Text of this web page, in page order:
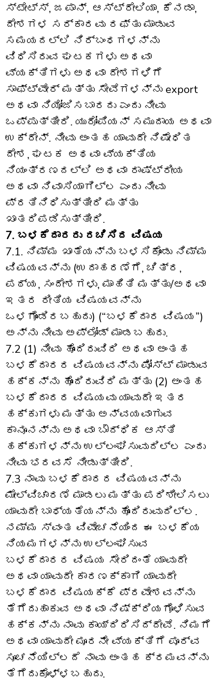
ಸ್ಟೇಟ್ಸ್, ಜಪಾನ್, ಆಸ್ಟ್ರೇಲಿಯಾ, ಕೆನಡಾ,
ದೇಶಗಳ ಸರ್ಕಾರವು ರಫ್ತು ಮಾಡುವ
ಸಮಯದಲ್ಲಿ ನಿರ್ಬಂಧಗಳನ್ನು
ವಿಧಿಸಿರುವ ಘಟಕಗಳು ಅಥವಾ
ವ್ಯಕ್ತಿಗಳು ಅಥವಾ ದೇಶಗಳಿಗೆ
ಸಾಫ್ಟ್‌ವೇರ್ ಮತ್ತು ಸೇವೆಗಳನ್ನು export
ಅಥವಾ ನಿಯೋಜಿಸಬಾರದು ಎಂದು ನೀವು
ಒಪ್ಪುತ್ತೀರಿ. ಯುರೋಪಿಯನ್ ಸಮುದಾಯ ಅಥವಾ
ಉಕ್ರೇನ್. ನೀವು ಅಂತಹ ಯಾವುದೇ ನಿಷೇಧಿತ
ದೇಶ, ಘಟಕ ಅಥವಾ ವ್ಯಕ್ತಿಯ
ನಿಯಂತ್ರಣದಲ್ಲಿ ಅಥವಾ ರಾಷ್ಟ್ರೀಯ
ಅಥವಾ ನಿವಾಸಿಯಾಗಿಲ್ಲ ಎಂದು ನೀವು
ಪ್ರತಿನಿಧಿಸುತ್ತೀರಿ ಮತ್ತು
ಖಾತರಿಪಡಿಸುತ್ತೀರಿ.
7. ಬಳಕೆದಾರರು ರಚಿಸಿದ ವಿಷಯ
7.1. ನಿಮ್ಮ ಖಾತೆಯನ್ನು ಬಳಸಿಕೊಂಡು ನಿಮ್ಮ
ವಿಷಯವನ್ನು (ಉದಾಹರಣೆಗೆ, ಚಿತ್ರ,
ಪಠ್ಯ, ಸಂದೇಶಗಳು, ಮಾಹಿತಿ ಮತ್ತು/ಅಥವಾ
ಇತರ ರೀತಿಯ ವಿಷಯವನ್ನು
ಒಳಗೊಂಡಿರಬಹುದು) (“ಬಳಕೆದಾರ ವಿಷಯ”)
ಅನ್ನು ನೀವು ಅಪ್‌ಲೋಡ್ ಮಾಡಬಹುದು.
7.2 (1) ನೀವು ಹೊಂದಿರುವಿರಿ ಅಥವಾ ಅಂತಹ
ಬಳಕೆದಾರರ ವಿಷಯವನ್ನು ಪೋಸ್ಟ್ ಮಾಡುವ
ಹಕ್ಕನ್ನು ಹೊಂದಿರುವಿರಿ ಮತ್ತು (2) ಅಂತಹ
ಬಳಕೆದಾರರ ವಿಷಯವು ಯಾವುದೇ ಇತರ
ಹಕ್ಕುಗಳು ಮತ್ತು ಅನ್ವಯವಾಗುವ
ಕಾನೂನನ್ನು ಅಥವಾ ಬೌದ್ಧಿಕ ಆಸ್ತಿ
ಹಕ್ಕುಗಳನ್ನು ಉಲ್ಲಂಘಿಸುವುದಿಲ್ಲ ಎಂದು
ನೀವು ಭರವಸೆ ನೀಡುತ್ತೀರಿ.
7.3 ನಾವು ಬಳಕೆದಾರರ ವಿಷಯವನ್ನು
ಮೇಲ್ವಿಚಾರಣೆ ಮಾಡಲು ಮತ್ತು ಪರಿಶೀಲಿಸಲು
ಯಾವುದೇ ಬಾಧ್ಯತೆಯನ್ನು ಹೊಂದಿರುವುದಿಲ್ಲ.
ನಮ್ಮ ಸ್ವಂತ ವಿವೇಚನೆಯಿಂದ ಈ ಬಳಕೆಯ
ನಿಯಮಗಳನ್ನು ಉಲ್ಲಂಘಿಸುವ
ಬಳಕೆದಾರರ ವಿಷಯ ಸೇರಿದಂತೆ ಯಾವುದೇ
ಅಥವಾ ಯಾವುದೇ ಕಾರಣಕ್ಕಾಗಿ ಯಾವುದೇ
ಬಳಕೆದಾರ ವಿಷಯಕ್ಕೆ ಪ್ರವೇಶವನ್ನು
ತೆಗೆದುಹಾಕುವ ಅಥವಾ ನಿಷ್ಕ್ರಿಯಗೊಳಿಸುವ
ಹಕ್ಕನ್ನು ನಾವು ಕಾಯ್ದಿರಿಸಿದ್ದೇವೆ. ನಿಮಗೆ
ಅಥವಾ ಯಾವುದೇ ಮೂರನೇ ವ್ಯಕ್ತಿಗೆ ಪೂರ್ವ
ಸೂಚನೆಯಿಲ್ಲದೆ ನಾವು ಅಂತಹ ಕ್ರಮವನ್ನು
ತೆಗೆದುಕೊಳ್ಳಬಹುದು.